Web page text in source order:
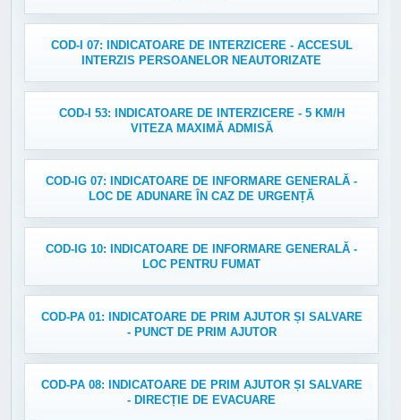
COD-I 07: INDICATOARE DE INTERZICERE - ACCESUL
INTERZIS PERSOANELOR NEAUTORIZATE
COD-I 53: INDICATOARE DE INTERZICERE - 5 KM/H
VITEZA MAXIMĂ ADMISĂ
COD-IG 07: INDICATOARE DE INFORMARE GENERALĂ -
LOC DE ADUNARE ÎN CAZ DE URGENȚĂ
COD-IG 10: INDICATOARE DE INFORMARE GENERALĂ -
LOC PENTRU FUMAT
COD-PA 01: INDICATOARE DE PRIM AJUTOR ȘI SALVARE
- PUNCT DE PRIM AJUTOR
COD-PA 08: INDICATOARE DE PRIM AJUTOR ȘI SALVARE
- DIRECȚIE DE EVACUARE